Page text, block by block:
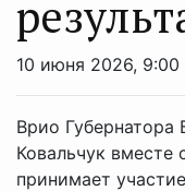
10 июня 2026, 9:00 |
Врио Губернатора
Ковальчук вместе
принимает